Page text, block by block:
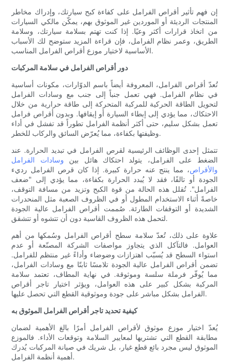
إن فهم تأثير أقراص الفرامل على كفاءة كبح سيارتك، وإدراك مخاطر
المنتجات الرديئة أو الموردين غير الموثوق بهم، يمكّن مالكي السيارات
من اتخاذ قرارات أكثر وعيًا. إذا كنت تهتم بسلامة سيارتك، وسلامة
الطريق، وعمر نظام الفرامل، فإن قراءة المزيد ستوضح لك الأسباب
الأساسية لاختيار موزع أقراص الفرامل المناسب.
دور أقراص الفرامل في سلامة المركبات
تُعدّ أقراص الفرامل، المعروفة أيضاً باسم الدوّارات، مكونات أساسية
في نظام الفرامل. فهي تعمل جنباً إلى جنب مع وسادات الفرامل
لتحويل الطاقة الحركية للمركبة المتحركة إلى طاقة حرارية من خلال
الاحتكاك، مما يؤدي إلى إبطاء السيارة أو إيقافها. وبدون أقراص فرامل
تعمل بشكل سليم، حتى أكثر أنظمة الفرامل تطوراً قد تفشل في أداء
وظيفتها بكفاءة، مما يُعرّض السائق والركاب للخطر.
تتمثل إحدى الوظائف الرئيسية لقرص الفرامل في تبديد الحرارة. عند
الضغط على الفرامل، يتولد احتكاك هائل بين وسادات الفرامل
والأقراص، مما ينتج عنه حرارة كبيرة. إذا كان قرص الفرامل رديء
الجودة أو تالفًا، فقد لا يُبدد الحرارة بكفاءة، مما يؤدي إلى "ضعف
الفرامل". تُقلل هذه الحالة من قوة الكبح وتزيد من مسافة التوقف،
خاصةً أثناء الاستخدام المطول أو في الظروف الصعبة مثل المنحدرات
الشديدة أو التوقفات الطارئة. صُممت أقراص الفرامل عالية الجودة
لتحمل هذه الظروف القاسية دون أن تتشوه أو تتشقق.
علاوة على ذلك، تُعدّ سلامة سطح أقراص الفرامل وسُمكها من أهم
العوامل. فالتآكل الذي يتجاوز مواصفات الشركة المصنّعة أو عدم
استواء السطح قد يُسبّب اهتزازات وضوضاء وأداءً غير منتظم للفرامل.
تضمن أقراص الفرامل عالية الجودة تلامسًا ثابتًا مع وسادات الفرامل،
مما يُوفّر فرملة سلسة وموثوقة. في نهاية المطاف، تعتمد سلامة
المركبة بشكل كبير على هذه العوامل، ويؤثر اختيار تاجر أقراص
الفرامل بشكل مباشر على جودة وموثوقية القطع التي تحصل عليها.
كيفية تحديد تاجر أقراص الفرامل الموثوق به
يُعدّ اختيار موزع موثوق لأقراص الفرامل أمرًا بالغ الأهمية لضمان
مطابقة القطع التي تشتريها لمعايير السلامة وتوقعات الأداء. فالموزع
الموثوق ليس مجرد بائع قطع غيار، بل شريك في صيانة المركبات يُدرك
أهمية أنظمة الفرامل.